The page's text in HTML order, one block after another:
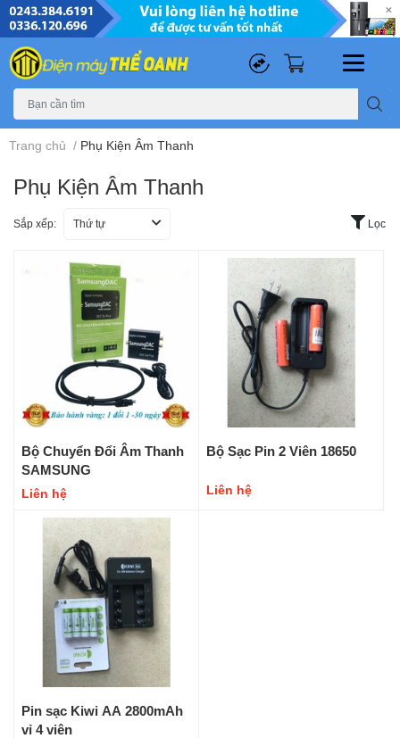
Trang chủ / Phụ Kiện Âm Thanh
Phụ Kiện Âm Thanh
Sắp xếp: Thứ tự Lọc
Bộ Chuyển Đổi Âm Thanh
SAMSUNG
Liên hệ
Bộ Sạc Pin 2 Viên 18650
Liên hệ
Pin sạc Kiwi AA 2800mAh
vỉ 4 viên